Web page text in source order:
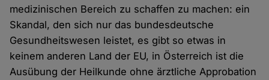
medizinischen Bereich zu schaffen zu machen: ein
Skandal, den sich nur das bundesdeutsche
Gesundheitswesen leistet, es gibt so etwas in
keinem anderen Land der EU, in Österreich ist die
Ausübung der Heilkunde ohne ärztliche Approbation